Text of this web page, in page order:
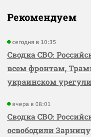
Рекомендуем
сегодня в 10:35
Сводка СВО:
всем фронтам,
украинском
вчера в 08:01
Сводка СВО:
освободили